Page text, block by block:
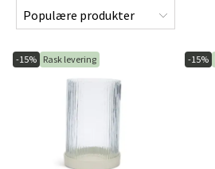
-15% Rask levering -15%